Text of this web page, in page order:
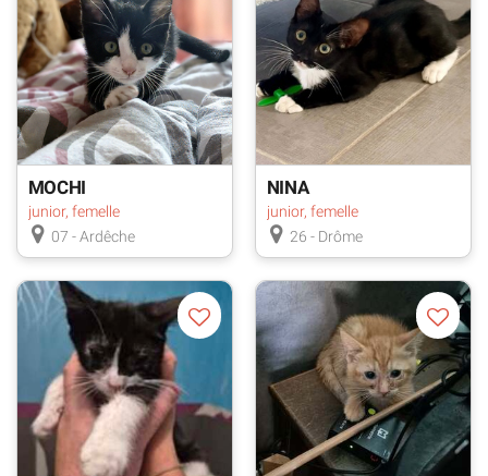
MOCHI
junior, femelle
07 - Ardêche
NINA
junior, femelle
26 - Drôme